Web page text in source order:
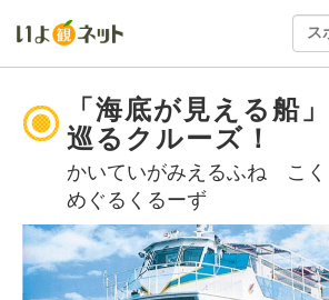
「海底が見える船
巡るクルーズ！
かいていがみえるふね こく
めぐるくるーず